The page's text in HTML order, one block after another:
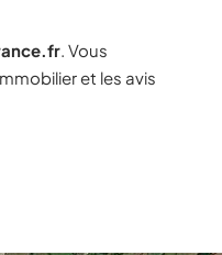
. Vous
et les avis